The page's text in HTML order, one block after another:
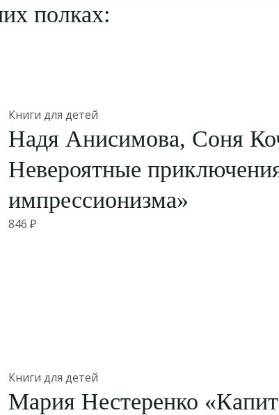
полках:
Книги для детей
Надя Анисимова, Соня
Невероятные
импрессионизма»
846₽
Книги для детей
Мария Нестеренко